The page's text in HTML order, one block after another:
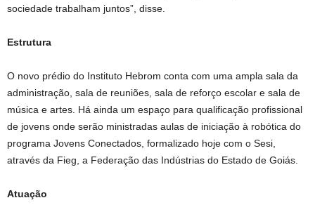
sociedade trabalham juntos”, disse.
Estrutura
O novo prédio do Instituto Hebrom conta com uma ampla sala da
administração, sala de reuniões, sala de reforço escolar e sala de
música e artes. Há ainda um espaço para qualificação profissional
de jovens onde serão ministradas aulas de iniciação à robótica do
programa Jovens Conectados, formalizado hoje com o Sesi,
através da Fieg, a Federação das Indústrias do Estado de Goiás.
Atuação